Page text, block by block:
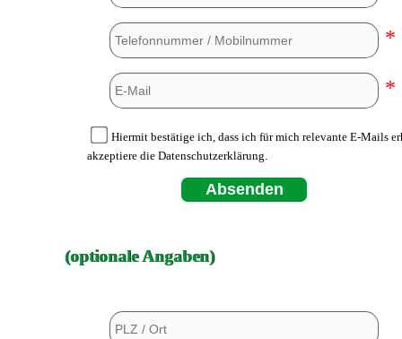
*
*
Hiermit bestätige ich, dass ich für mich relevante E-Mails
akzeptiere die Datenschutzerklärung.
Absenden
(optionale Angaben)